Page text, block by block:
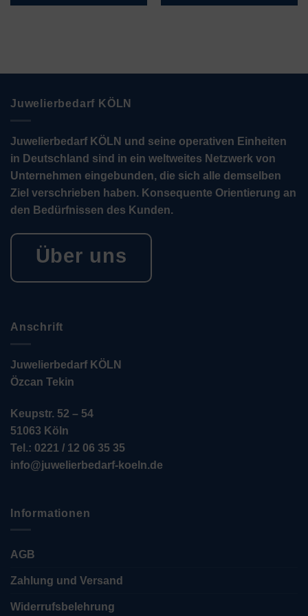
Juwelierbedarf KÖLN
Juwelierbedarf KÖLN und seine operativen Einheiten
in Deutschland sind in ein weltweites Netzwerk von
Unternehmen eingebunden, die sich alle demselben
Ziel verschrieben haben. Konsequente Orientierung an
den Bedürfnissen des Kunden.
Über uns
Anschrift
Juwelierbedarf KÖLN
Özcan Tekin
Keupstr. 52 – 54
51063 Köln
Tel.: 0221 / 12 06 35 35
info@juwelierbedarf-koeln.de
Informationen
AGB
Zahlung und Versand
Widerrufsbelehrung